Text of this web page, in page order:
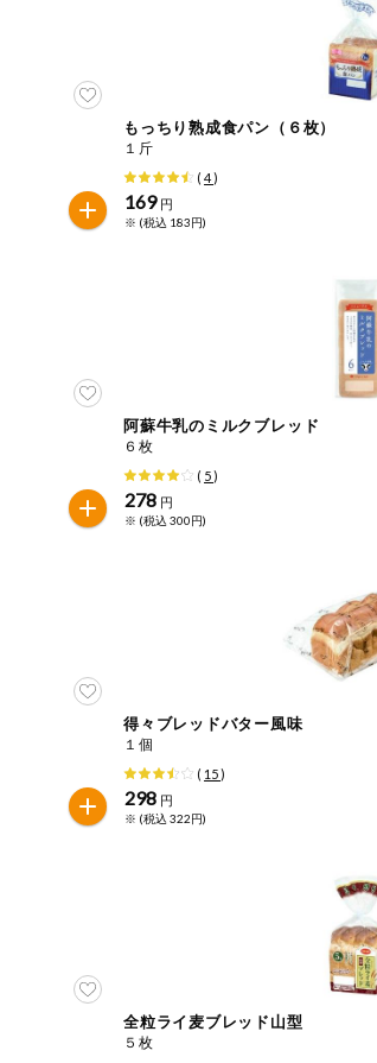
ごま
もも りんご
もっちり熟成食パン（６枚）
１斤
(4)
169 円
※ (税込 183円)
阿蘇牛乳のミルクブレッド
６枚
( 5)
278 円
※ (税込 300円)
得々ブレッドバター風味
１個
( 15)
298 円
※ (税込 322円)
全粒ライ麦ブレッド山型
５枚